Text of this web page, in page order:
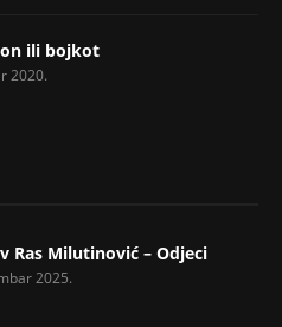
ili bojkot
2020.
Ras Milutinović – Odjeci
2025.